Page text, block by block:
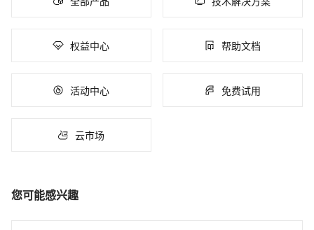
权益中心 帮助文档
活动中心 免费试用
云市场
您可能感兴趣